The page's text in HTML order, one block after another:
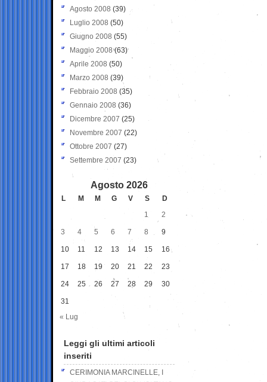
Agosto 2008 (39)
Luglio 2008 (50)
Giugno 2008 (55)
Maggio 2008(63)
Aprile 2008 (50)
Marzo 2008 (39)
Febbraio 2008 (35)
Gennaio 2008 (36)
Dicembre 2007 (25)
Novembre 2007 (22)
Ottobre 2007 (27)
Settembre 2007 (23)
Agosto 2026
L M M G V S
D
1
2
3 4 5 6 7 8 9
10 11 12 13 14 15 16
17 18 19 20 21 22 23
24 25 26 27 28 29 30
31
« Lug
Leggi gli ultimi articoli
inseriti
CERIMONIA MARCINELLE, I